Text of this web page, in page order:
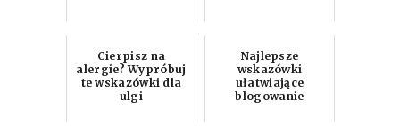
Cierpisz na
alergie? Wypróbuj
te wskazówki dla
ulgi
Najlepsze
wskazówki
ułatwiające
blogowanie